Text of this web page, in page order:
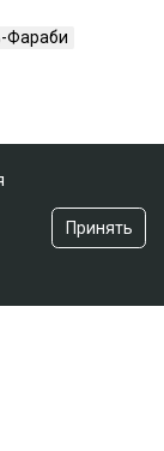
Фараби
Принять